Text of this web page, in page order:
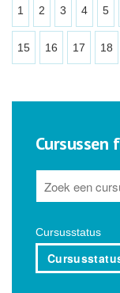
1 2 3 4 5
15 16 17 18
Cursussen
Cursusstatus